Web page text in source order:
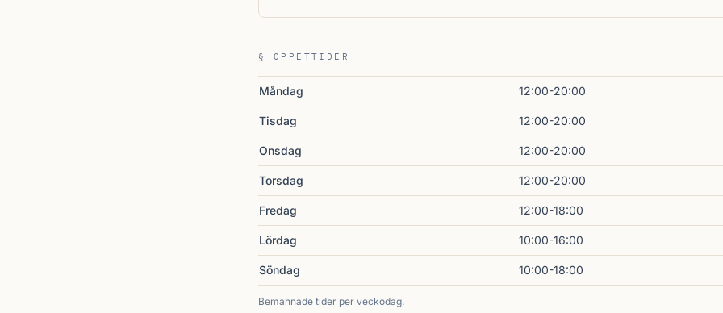
§ ÖPPETTIDER
Måndag 12:00-20:00
Tisdag 12:00-20:00
Onsdag 12:00-20:00
Torsdag 12:00-20:00
Fredag 12:00-18:00
Lördag 10:00-16:00
Söndag 10:00-18:00
Bemannade tider per veckodag.